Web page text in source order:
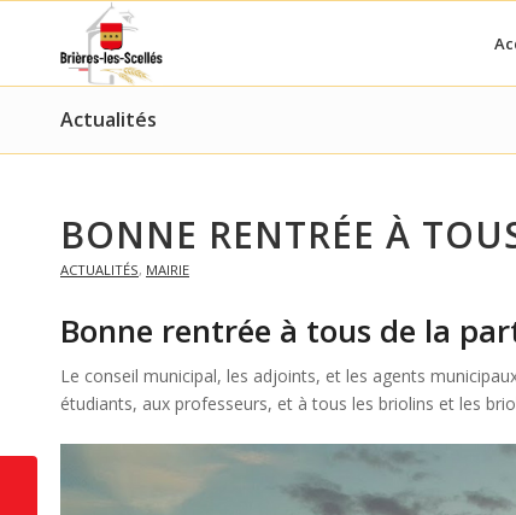
Actualités
BONNE RENTRÉE À
ACTUALITÉS, MAIRIE
Bonne rentrée à tous de la
Le conseil municipal, les adjoints, et les agents
étudiants, aux professeurs, et à tous les briolins et les
Fermeture estivales